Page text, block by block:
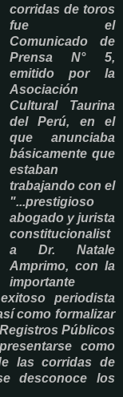
corridas de toros
fue el
Comunicado de
Prensa N° 5,
emitido por la
Asociación
Cultural Taurina
del Perú, en el
que anunciaba
básicamente que
estaban
trabajando con el
"...prestigioso
abogado y jurista
constitucionalist
a Dr. Natale
Amprimo, con la
importante
periodista
como formalizar
Públicos
como
las corridas de
desconoce los